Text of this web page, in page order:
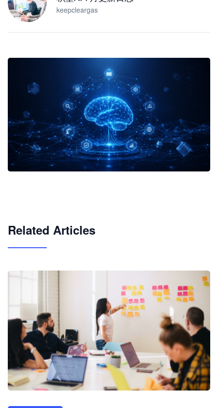
keepcleargas
Related Articles